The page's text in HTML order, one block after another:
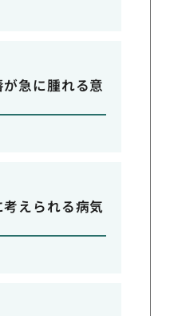
急に腫れる意
えられる病気